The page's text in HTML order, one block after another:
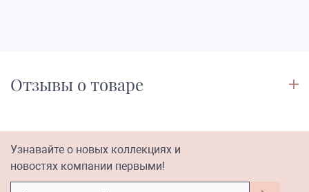
Отзывы о товаре
Узнавайте о новых коллекциях и
новостях компании первыми!